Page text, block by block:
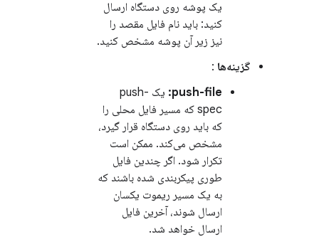
یک پوشه روی دستگاه ارسال
کنید: باید نام فایل مقصد را
نیز زیر آن پوشه مشخص کنید.
گزینه‌ها :
push-file:
یک push-
spec که مسیر فایل محلی را
که باید روی دستگاه قرار گیرد،
مشخص می‌کند. ممکن است
تکرار شود. اگر چندین فایل
طوری پیکربندی شده باشند که
به یک مسیر ریموت یکسان
ارسال شوند، آخرین فایل
ارسال خواهد شد.